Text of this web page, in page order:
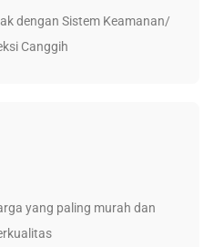
dengan Sistem Keamanan/
Canggih
yang paling murah dan